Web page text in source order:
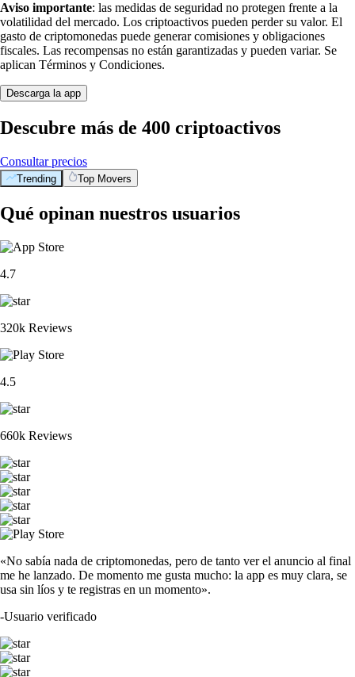
Aviso importante: las medidas de seguridad no protegen frente a la
volatilidad del mercado. Los criptoactivos pueden perder su valor. El
gasto de criptomonedas puede generar comisiones y obligaciones
fiscales. Las recompensas no están garantizadas y pueden variar. Se
aplican Términos y Condiciones.
Descarga la app
Descubre más de 400 criptoactivos
Consultar precios
Trending Top Movers
Qué opinan nuestros usuarios
4.7
320k Reviews
4.5
660k Reviews
«No sabía nada de criptomonedas, pero de tanto ver el anuncio al final
me he lanzado. De momento me gusta mucho: la app es muy clara, se
usa sin líos y te registras en un momento».
-Usuario verificado